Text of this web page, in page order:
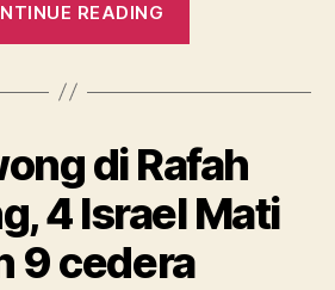
READING
untuk
pengundian.”
di Rafah
4 Israel Mati
9 cedera